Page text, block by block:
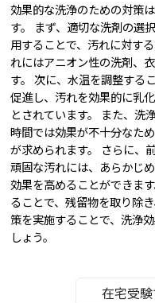
効果的な洗浄のための対策
す。 まず、適切な洗剤の選
用することで、汚れに対す
れにはアニオン性の洗剤、
す。 次に、水温を調整する
促進し、汚れを効果的に乳
とされています。 また、洗
時間では効果が不十分なた
が求められます。 さらに、
頑固な汚れには、あらかじ
効果を高めることができま
ることで、残留物を取り除
策を実施することで、洗浄
しょう。
在宅受